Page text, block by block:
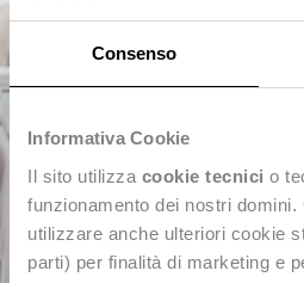
Consenso
Informativa Cookie
Il sito utilizza cookie tecnici o
funzionamento dei nostri
utilizzare anche ulteriori cookie
parti) per finalità di marketing e